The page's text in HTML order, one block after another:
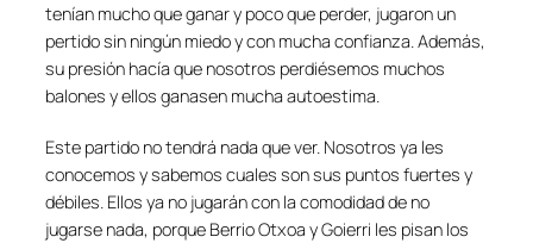
tenían mucho que ganar y poco que perder, jugaron un
pertido sin ningún miedo y con mucha confianza. Además,
su presión hacía que nosotros perdiésemos muchos
balones y ellos ganasen mucha autoestima.
Este partido no tendrá nada que ver. Nosotros ya les
conocemos y sabemos cuales son sus puntos fuertes y
débiles. Ellos ya no jugarán con la comodidad de no
jugarse nada, porque Berrio Otxoa y Goierri les pisan los